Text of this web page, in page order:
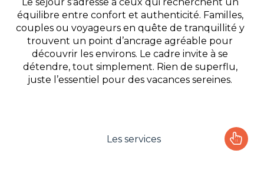
équilibre entre confort et authenticité. Familles,
couples ou voyageurs en quête de tranquillité y
trouvent un point d’ancrage agréable pour
découvrir les environs. Le cadre invite à se
détendre, tout simplement. Rien de superflu,
juste l’essentiel pour des vacances sereines.
Les services